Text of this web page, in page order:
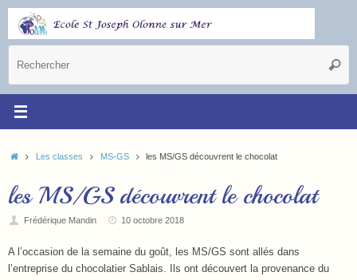
Les classes MS-GS les MS/GS découvrent le chocolat
les MS/GS découvrent le chocolat
Frédérique Mandin 10 octobre 2018
A l’occasion de la semaine du goût, les MS/GS sont allés dans
l’entreprise du chocolatier Sablais. Ils ont découvert la provenance du